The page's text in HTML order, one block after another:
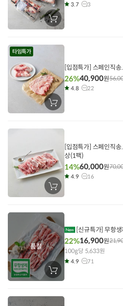
장
바
에
3.7 3
타임특가
장
바
에
[입점특가] 스페인직
26%40,900원
4.8 22
장
바
에
담
기
[입점특가] 스페인직
상(1팩)
14%60,000원
4.9 16
품절
장
바
에
[신규특가] 무항
22%16,900원
100g당 5,633원
4.9 71